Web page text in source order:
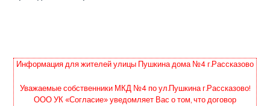
Информация для жителей улицы Пушкина дома №4 г.Рассказово
Уважаемые собственники МКД №4 по ул.Пушкина г.Рассказово!
ООО УК «Согласие» уведомляет Вас о том, что договор